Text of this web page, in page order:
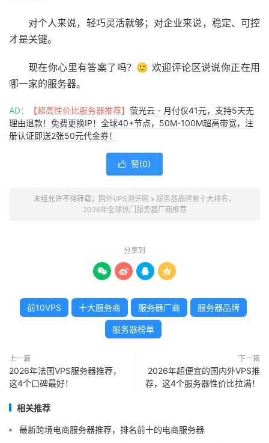
对个人来说，轻巧灵活就够；对企业来说，稳定、可控
才是关键。
现在你心里有答案了吗？🙂 欢迎评论区说说你正在用
哪一家的服务器。
AD： 【超高性价比服务器推荐】 萤光云 - 月付仅41元，支持5天无
理由退款！免费更换IP！全球40+节点，50M-100M超高带宽，注
册认证即送2张50元代金券！
 赞(0)
未经允许不得转载； 国外VPS测评网 » 服务器品牌前十大排名，
2026年全球热门服务器厂商推荐
分享到
   
前10VPS 十大服务商 服务器厂商 服务器品牌
服务器榜单
上一篇
2026年法国VPS服务器推荐，
这4个口碑最好！
下一篇
2026年超便宜的国内外VPS推
荐，这4个服务器性价比拉满！
相关推荐
最新跨境电商服务器推荐，排名前十的电商服务器